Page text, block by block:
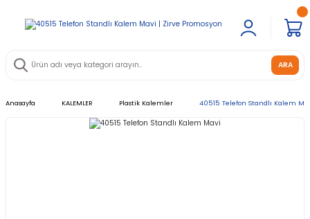
ARA
Anasayfa KALEMLER Plastik Kalemler 40515 Telefon Standlı Kalem